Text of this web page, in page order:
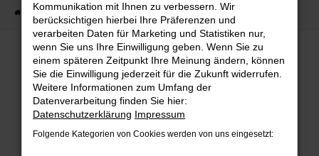
Startseite Verkauf Fahrzeug-Showroom
Fahrzeug-Showroom
Kommunikation mit Ihnen zu verbessern. Wir
berücksichtigen hierbei Ihre Präferenzen und
verarbeiten Daten für Marketing und Statistiken nur,
wenn Sie uns Ihre Einwilligung geben. Wenn Sie zu
einem späteren Zeitpunkt Ihre Meinung ändern, können
Sie die Einwilligung jederzeit für die Zukunft widerrufen.
Weitere Informationen zum Umfang der
Datenverarbeitung finden Sie hier:
Datenschutzerklärung Impressum
Folgende Kategorien von Cookies werden von uns eingesetzt: